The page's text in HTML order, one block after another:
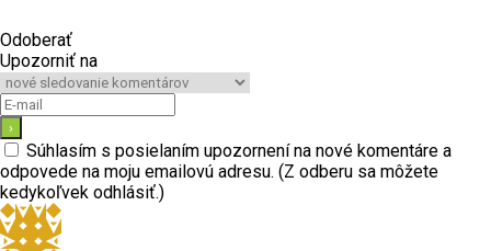
Odoberať
Upozorniť na
Súhlasím s posielaním upozornení na nové komentáre a
odpovede na moju emailovú adresu. (Z odberu sa môžete
kedykoľvek odhlásiť.)